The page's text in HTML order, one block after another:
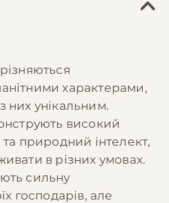
характерами,
них унікальним.
високий
та природний інтелект,
в різних умовах.
сильну
господарів, але